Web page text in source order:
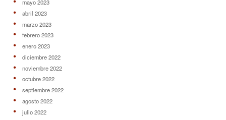
mayo 2023
abril 2023
marzo 2023
febrero 2023
enero 2023
diciembre 2022
noviembre 2022
octubre 2022
septiembre 2022
agosto 2022
julio 2022